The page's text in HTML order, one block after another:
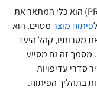
מסמך דרישות מוצר (PRD) הוא כלי המתאר את
פיתוח מוצר מסוים. הוא
מטרותיו, קהל היעד
מסמך זה גם מסייע
סדרי עדיפויות
בתהליך הפיתוח.